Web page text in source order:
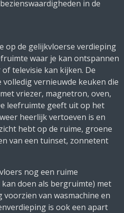
in de
op de gelijkvloerse verdieping
waar je kan ontspannen
televisie kan kijken. De
vernieuwde keuken die
vriezer, magnetron, oven,
leefruimte geeft uit op het
heerlijk vertoeven is en
hebt op de ruime, groene
van een tuinset, zonnetent
nog een ruime
doen als bergruimte) met
van wasmachine en
is ook een apart